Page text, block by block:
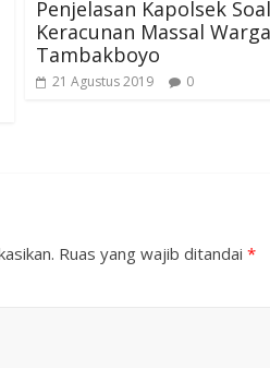
Penjelasan Kapolsek Soal
Keracunan Massal Warga
Tambakboyo
21 Agustus 2019 0
Ruas yang wajib ditandai *